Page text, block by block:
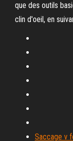
que des outils
clin d'oeil, en
Saccage v